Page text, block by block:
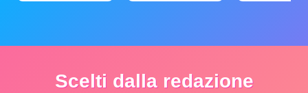
Scelti dalla redazione